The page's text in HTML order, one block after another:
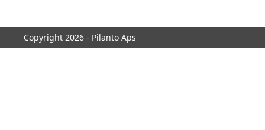
Copyright 2026 - Pilanto Aps